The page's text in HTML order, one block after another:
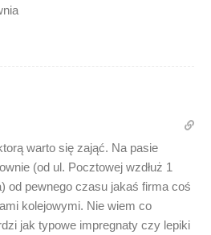
warto się zająć. Na pasie
(od ul. Pocztowej wzdłuż 1
od pewnego czasu jakaś firma coś
kolejowymi. Nie wiem co
jak typowe impregnaty czy lepiki